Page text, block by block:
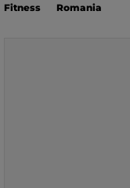
Fitness
Romania